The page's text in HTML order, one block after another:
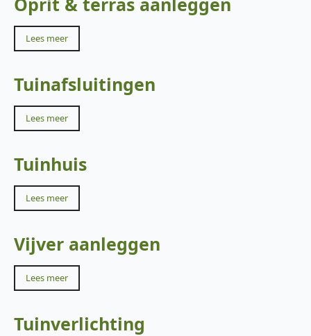
Lees meer
Tuinafsluitingen
Lees meer
Tuinhuis
Lees meer
Vijver aanleggen
Lees meer
Tuinverlichting